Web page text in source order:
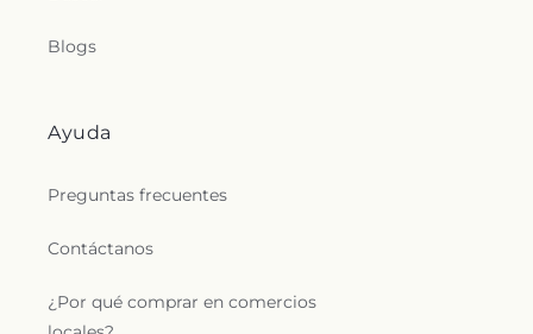
Blogs
Ayuda
Preguntas frecuentes
Contáctanos
¿Por qué comprar en comercios